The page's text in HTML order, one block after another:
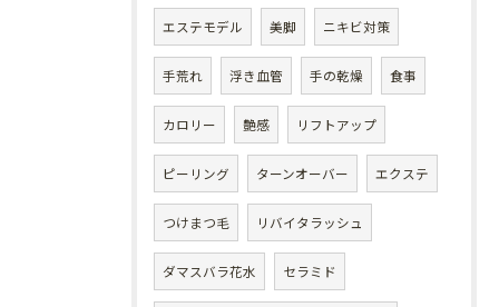
エステモデル 美脚 ニキビ対策
手荒れ 浮き血管 手の乾燥 食事
カロリー 艶感 リフトアップ
ピーリング ターンオーバー エクステ
つけまつ毛 リバイタラッシュ
ダマスバラ花水 セラミド